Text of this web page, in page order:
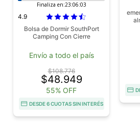
Finaliza en:23:06:03
4.9
Bolsa de Dormir SouthPort
Camping Con Cierre
Envío a todo el país
$108.776
$48.949
55% OFF
DESDE 6 CUOTAS SIN INTERÉS